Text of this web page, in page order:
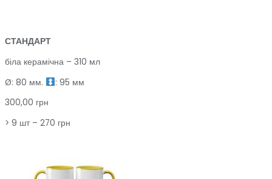
СТАНДАРТ
біла керамічна – 310 мл
Ø: 80 мм.
: 95 мм
300,00 грн
> 9 шт – 270 грн